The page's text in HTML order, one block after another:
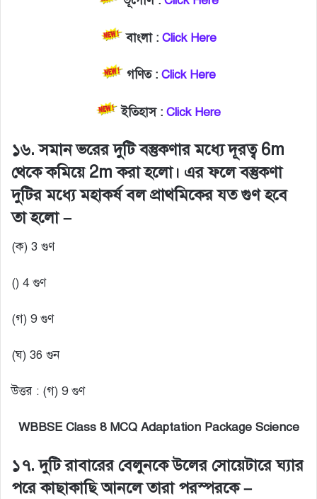
বাংলা : Click Here
গণিত : Click Here
ইতিহাস : Click Here
১৬. সমান ভরের দুটি বস্তুকণার মধ্যে দূরত্ব 6m
থেকে কমিয়ে 2m করা হলো। এর ফলে বস্তুকণা
দুটির মধ্যে মহাকর্ষ বল প্রাথমিকের যত গুণ হবে
তা হলো –
(ক) 3 গুণ
() 4 গুণ
(গ) 9 গুণ
(ঘ) 36 গুন
উত্তর : (গ) 9 গুণ
WBBSE Class 8 MCQ Adaptation Package Science
১৭. দুটি রাবারের বেলুনকে উলের সোয়েটারে ঘ্যার
পরে কাছাকাছি আনলে তারা পরস্পরকে –